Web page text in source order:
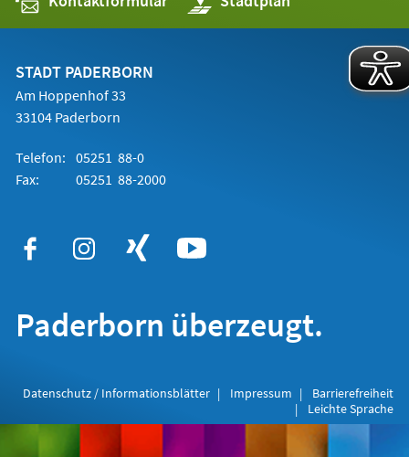
in
einem
STADT PADERBORN
Am Hoppenhof 33
33104 Paderborn
Telefon: 05251 88-0
Fax:
05251 88-2000
Paderborn überzeugt.
Datenschutz / Informationsblätter Impressum
Barrierefreiheit
Leichte Sprache